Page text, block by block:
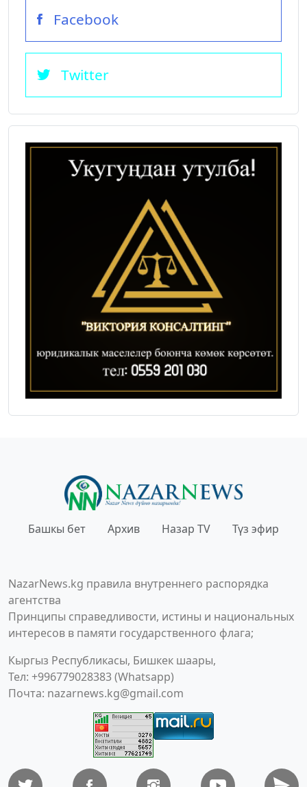
Facebook
Twitter
Башкы бет Архив Назар TV Түз эфир
NazarNews.kg правила внутреннего распорядка
агентства
Принципы справедливости, истины и национальных
интересов в памяти государственного флага;
Кыргыз Республикасы, Бишкек шаары,
Тел: +996779028383 (Whatsapp)
Почта: nazarnews.kg@gmail.com